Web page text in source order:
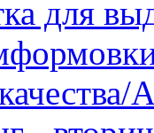
для